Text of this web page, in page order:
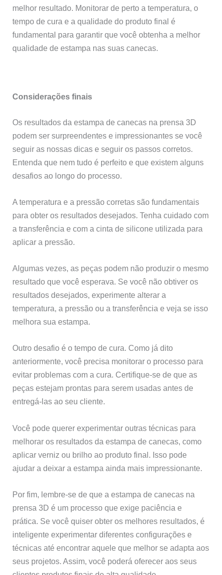
melhor resultado. Monitorar de perto a temperatura, o
tempo de cura e a qualidade do produto final é
fundamental para garantir que você obtenha a melhor
qualidade de estampa nas suas canecas.
Considerações finais
Os resultados da estampa de canecas na prensa 3D
podem ser surpreendentes e impressionantes se você
seguir as nossas dicas e seguir os passos corretos.
Entenda que nem tudo é perfeito e que existem alguns
desafios ao longo do processo.
A temperatura e a pressão corretas são fundamentais
para obter os resultados desejados. Tenha cuidado com
a transferência e com a cinta de silicone utilizada para
aplicar a pressão.
Algumas vezes, as peças podem não produzir o mesmo
resultado que você esperava. Se você não obtiver os
resultados desejados, experimente alterar a
temperatura, a pressão ou a transferência e veja se isso
melhora sua estampa.
Outro desafio é o tempo de cura. Como já dito
anteriormente, você precisa monitorar o processo para
evitar problemas com a cura. Certifique-se de que as
peças estejam prontas para serem usadas antes de
entregá-las ao seu cliente.
Você pode querer experimentar outras técnicas para
melhorar os resultados da estampa de canecas, como
aplicar verniz ou brilho ao produto final. Isso pode
ajudar a deixar a estampa ainda mais impressionante.
Por fim, lembre-se de que a estampa de canecas na
prensa 3D é um processo que exige paciência e
prática. Se você quiser obter os melhores resultados, é
inteligente experimentar diferentes configurações e
técnicas até encontrar aquele que melhor se adapta aos
seus projetos. Assim, você poderá oferecer aos seus